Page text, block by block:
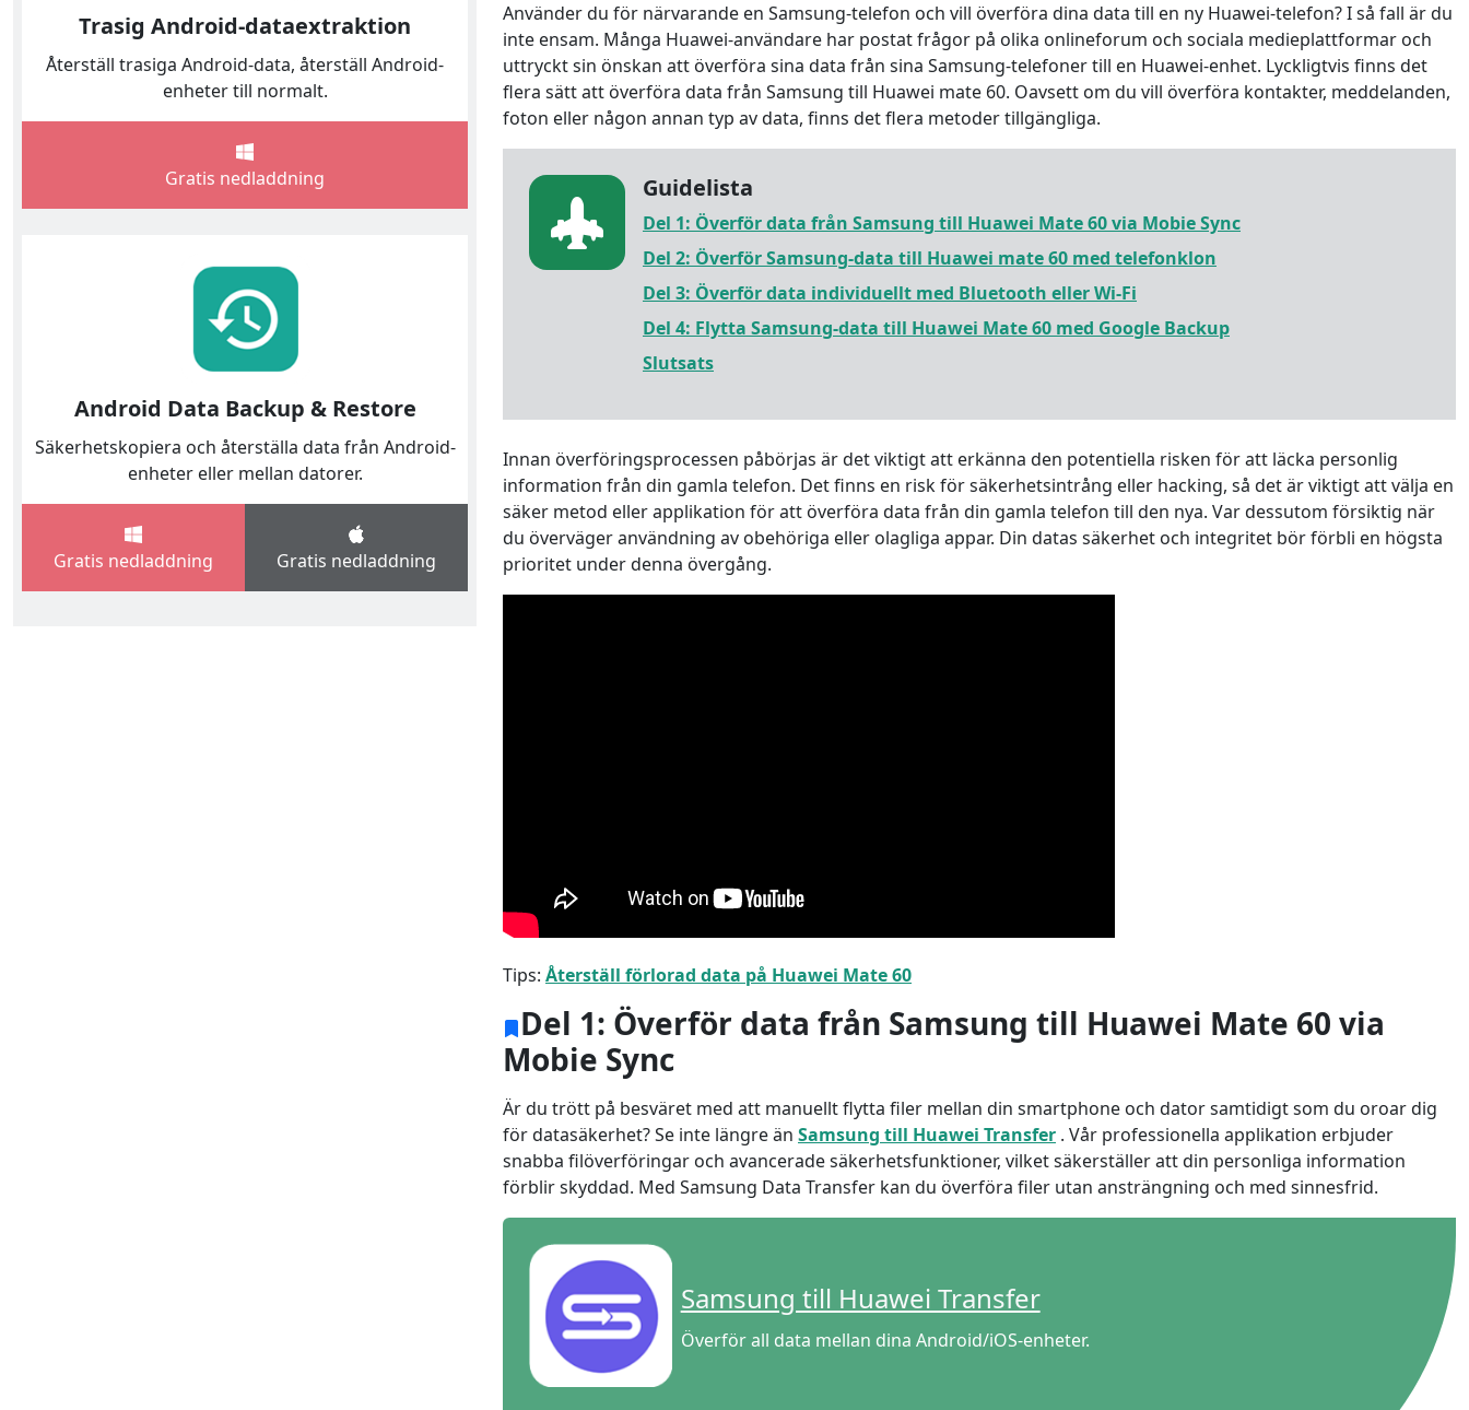
Trasig Android-dataextraktion
Återställ trasiga Android-data, återställ Android-
enheter till normalt.
Gratis nedladdning
Android Data Backup & Restore
Säkerhetskopiera och återställa data från Android-
enheter eller mellan datorer.
Gratis nedladdning Gratis nedladdning
Använder du för närvarande en Samsung-telefon och vill överföra dina data till en ny Huawei-telefon? I så fall är du
inte ensam. Många Huawei-användare har postat frågor på olika onlineforum och sociala medieplattformar och
uttryckt sin önskan att överföra sina data från sina Samsung-telefoner till en Huawei-enhet. Lyckligtvis finns det
flera sätt att överföra data från Samsung till Huawei mate 60. Oavsett om du vill överföra kontakter, meddelanden,
foton eller någon annan typ av data, finns det flera metoder tillgängliga.
Guidelista
Del 1: Överför data från Samsung till Huawei Mate 60 via Mobie Sync
Del 2: Överför Samsung-data till Huawei mate 60 med telefonklon
Del 3: Överför data individuellt med Bluetooth eller Wi-Fi
Del 4: Flytta Samsung-data till Huawei Mate 60 med Google Backup
Slutsats
Innan överföringsprocessen påbörjas är det viktigt att erkänna den potentiella risken för att läcka personlig
information från din gamla telefon. Det finns en risk för säkerhetsintrång eller hacking, så det är viktigt att välja en
säker metod eller applikation för att överföra data från din gamla telefon till den nya. Var dessutom försiktig när
du överväger användning av obehöriga eller olagliga appar. Din datas säkerhet och integritet bör förbli en högsta
prioritet under denna övergång.
Tips: Återställ förlorad data på Huawei Mate 60
Del 1: Överför data från Samsung till Huawei Mate 60 via
Mobie Sync
Är du trött på besväret med att manuellt flytta filer mellan din smartphone och dator samtidigt som du oroar dig
för datasäkerhet? Se inte längre än Samsung till Huawei Transfer . Vår professionella applikation erbjuder
snabba filöverföringar och avancerade säkerhetsfunktioner, vilket säkerställer att din personliga information
förblir skyddad. Med Samsung Data Transfer kan du överföra filer utan ansträngning och med sinnesfrid.
Samsung till Huawei Transfer
Överför all data mellan dina Android/iOS-enheter.
Language Switch
Nederlands Tiếng Việt
日本
Português Deutsche
Français
Norsk